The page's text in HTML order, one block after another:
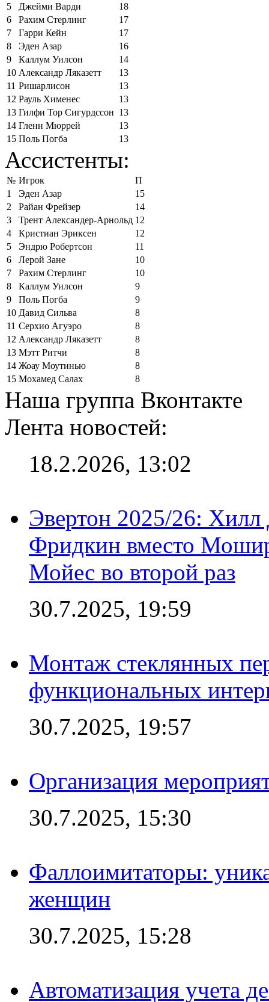
5
Джейми Варди
18
6
Рахим Стерлинг
17
7
Гарри Кейн
17
8
Эден Азар
16
9
Каллум Уилсон
14
10 Александр Ляказетт
13
11 Ришарлисон
13
12 Рауль Хименес
13
13 Гилфи Тор Сигурдссон 13
14 Гленн Мюррей
13
15 Поль Погба 13
Ассистенты:
№ Игрок
П
1
Эден Азар
15
2
Райан Фрейзер
14
3
Трент Александер-Арнольд 12
4
Кристиан Эриксен
12
5
Эндрю Робертсон
11
6
Лерой Зане
10
7
Рахим Стерлинг
10
8
Каллум Уилсон
9
9
Поль Погба
9
10 Давид Сильва
8
11 Серхио Агуэро
8
12 Александр Ляказетт
8
13 Мэтт Ритчи
8
14 Жоау Моутинью
8
15 Мохамед Салах 8
Наша группа Вконтакте
Лента новостей:
18.2.2026, 13:02
Эвертон 2025/26:
Фридкин вместо
Мойес во второй раз
30.7.2025, 19:59
Монтаж стеклянных
функциональных
30.7.2025, 19:57
Организация
30.7.2025, 15:30
Фаллоимитаторы:
женщин
30.7.2025, 15:28
Автоматизация учета